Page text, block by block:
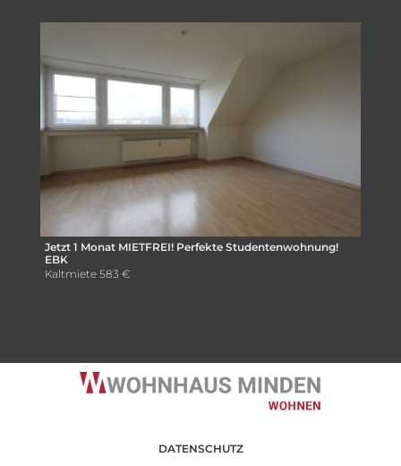
Jetzt 1 Monat MIETFREI! Perfekte Studentenwohnung!
EBK
Kaltmiete 583 €
DATENSCHUTZ